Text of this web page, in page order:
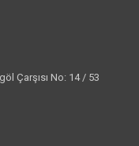
Çarşısı No: 14 / 53